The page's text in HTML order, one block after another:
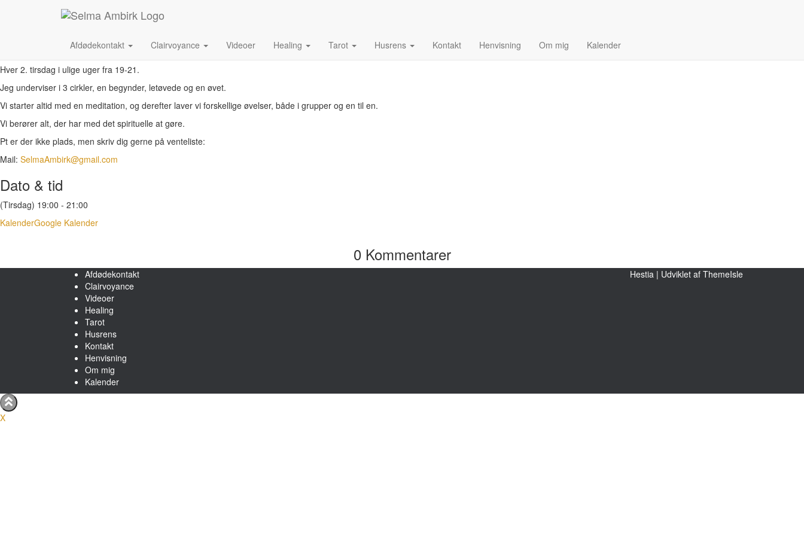
Afdødekontakt Clairvoyance Videoer Healing Tarot Husrens Kontakt Henvisning Om mig Kalender
December, 2020
Cirkel undervisning- øvede
Information
Hver 2. tirsdag i ulige uger fra 19-21.
Jeg underviser i 3 cirkler, en begynder, letøvede og en øvet.
Vi starter altid med en meditation, og derefter laver vi forskellige øvelser, både i grupper og en til en.
Vi berører alt, der har med det spirituelle at gøre.
Pt er der ikke plads, men skriv dig gerne på venteliste:
Mail: SelmaAmbirk@gmail.com
Dato & tid
(Tirsdag) 19:00 - 21:00
KalenderGoogle Kalender
0 Kommentarer
Afdødekontakt
Clairvoyance
Videoer
Healing
Tarot
Husrens
Kontakt
Henvisning
Om mig
Kalender
Hestia | Udviklet af ThemeIsle
X